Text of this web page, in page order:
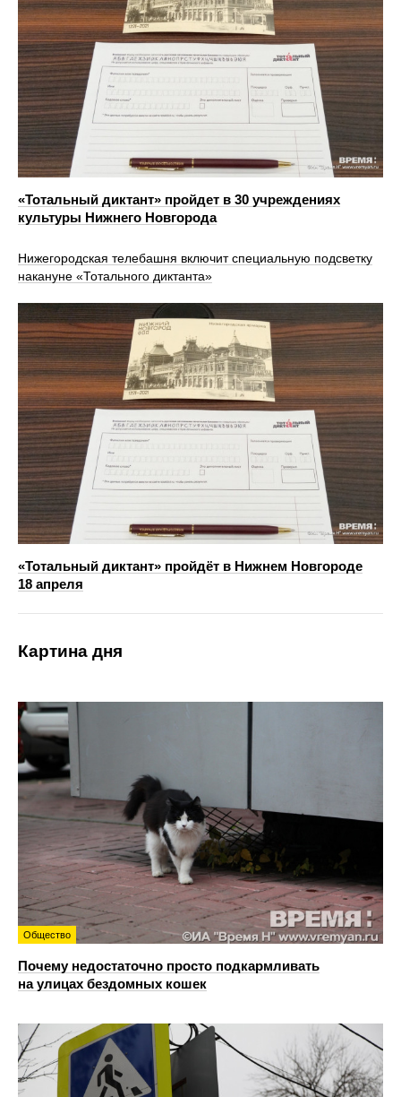
«Тотальный диктант» пройдет в 30 учреждениях
культуры Нижнего Новгорода
Нижегородская телебашня включит специальную подсветку
накануне «Тотального диктанта»
«Тотальный диктант» пройдёт в Нижнем Новгороде
18 апреля
Картина дня
Общество
Почему недостаточно просто подкармливать
на улицах бездомных кошек